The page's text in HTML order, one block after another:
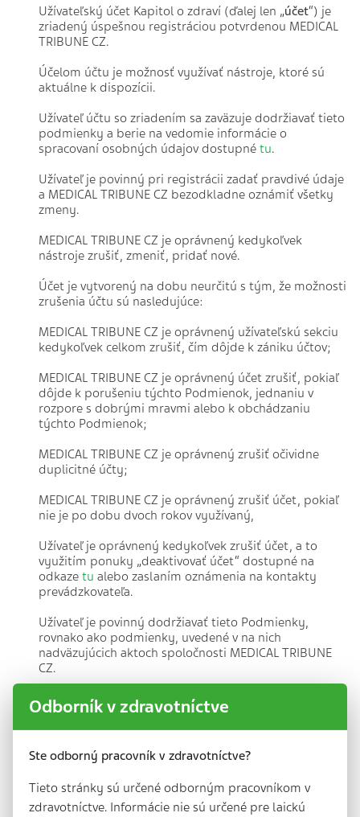
Užívateľský účet Kapitol o zdraví (ďalej len „účet“) je
zriadený úspešnou registráciou potvrdenou MEDICAL
TRIBUNE CZ.
Účelom účtu je možnosť využívať nástroje, ktoré sú
aktuálne k dispozícii.
Užívateľ účtu so zriadením sa zaväzuje dodržiavať tieto
podmienky a berie na vedomie informácie o
spracovaní osobných údajov dostupné tu.
Užívateľ je povinný pri registrácii zadať pravdivé údaje
a MEDICAL TRIBUNE CZ bezodkladne oznámiť všetky
zmeny.
MEDICAL TRIBUNE CZ je oprávnený kedykoľvek
nástroje zrušiť, zmeniť, pridať nové.
Účet je vytvorený na dobu neurčitú s tým, že možnosti
zrušenia účtu sú nasledujúce:
MEDICAL TRIBUNE CZ je oprávnený užívateľskú sekciu
kedykoľvek celkom zrušiť, čím dôjde k zániku účtov;
MEDICAL TRIBUNE CZ je oprávnený účet zrušiť, pokiaľ
dôjde k porušeniu týchto Podmienok, jednaniu v
rozpore s dobrými mravmi alebo k obchádzaniu
týchto Podmienok;
MEDICAL TRIBUNE CZ je oprávnený zrušiť očividne
duplicitné účty;
MEDICAL TRIBUNE CZ je oprávnený zrušiť účet, pokiaľ
nie je po dobu dvoch rokov využívaný,
Užívateľ je oprávnený kedykoľvek zrušiť účet, a to
využitím ponuky „deaktivovať účet“ dostupné na
odkaze tu alebo zaslaním oznámenia na kontakty
prevádzkovateľa.
Užívateľ je povinný dodržiavať tieto Podmienky,
rovnako ako podmienky, uvedené v na nich
nadväzujúcich aktoch spoločnosti MEDICAL TRIBUNE
CZ.
Akékoľvek prejavy, konanie a pod., užívateľa v
súvislosti s jeho účtom nesmie svojou formou či
obsahom akýmkoľvek spôsobom porušovať či
morálky, občianskeho spolužitia, dobrých mravov
obsahovať náboženský či politický podtext. Súčasne
tieto nesmú mať vulgárny, rasistický alebo iný
Odborník v zdravotníctve
Ste odborný pracovník v zdravotníctve?
Tieto stránky sú určené odborným pracovníkom v
zdravotníctve. Informácie nie sú určené pre laickú